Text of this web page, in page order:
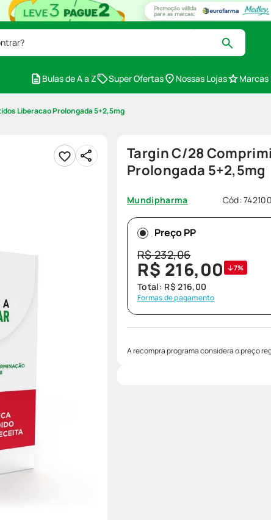
Bulas de A a Z Super Ofertas Nossas Lojas Marcas
Liberacao Prolongada 5+2,5mg
Targin C/28
Prolongada 5+2,5mg
Mundipharma Cód:742100
Preço PP
R$232,06
R$ 216,00 7%
Total: R$ 216,00
Formas de pagamento
A recompra programa considera o preço